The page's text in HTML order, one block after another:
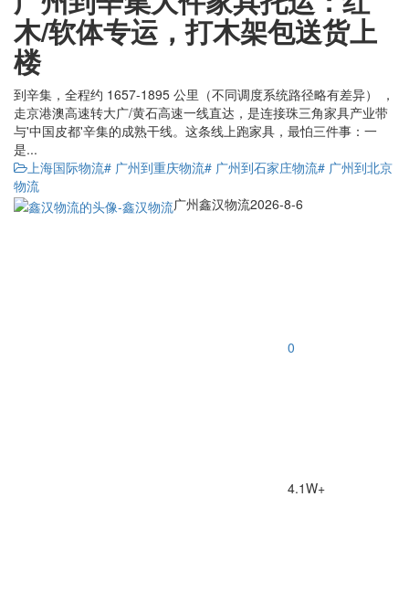
木/软体专运，打木架包送货上
楼
到辛集，全程约 1657-1895 公里（不同调度系统路径略有差异） ，
走京港澳高速转大广/黄石高速一线直达，是连接珠三角家具产业带
与'中国皮都'辛集的成熟干线。这条线上跑家具，最怕三件事：一
是...
上海国际物流# 广州到重庆物流# 广州到石家庄物流# 广州到北京
物流
广州鑫汉物流2026-8-6
0
4.1W+